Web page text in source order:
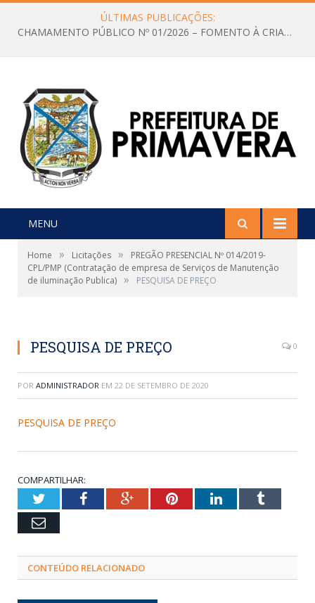
ÚLTIMAS PUBLICAÇÕES:
CHAMAMENTO PÚBLICO Nº 01/2026 – FOMENTO À CRIAÇÃO E A CIRCULAÇÃO DE PRODUÇÕES CULTURAIS – Aldir Blanc
MENU
Home » Licitações »
PREGÃO PRESENCIAL Nº 014/2019-
CPL/PMP (Contratação de empresa de Serviços de Manutenção
de iluminação Publica) » PESQUISA DE PREÇO
PESQUISA DE PREÇO 0
POR ADMINISTRADOR EM 22 DE SETEMBRO DE 2020
PESQUISA DE PREÇO
COMPARTILHAR:
TwitterFacebookGoogle+PinterestLinkedInTumblr
Email
CONTEÚDO RELACIONADO